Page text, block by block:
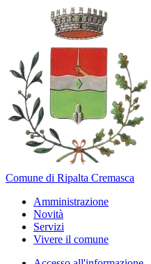
Comune di Ripalta Cremasca
Amministrazione
Novità
Servizi
Vivere il comune